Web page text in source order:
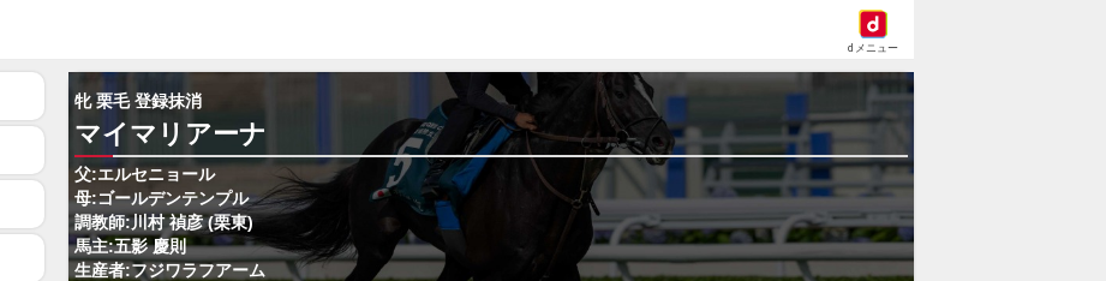
dメニュー
牝 栗毛 登録抹消
マイマリアーナ
父:エルセニョール
母:ゴールデンテンプル
調教師:川村 禎彦 (栗東)
馬主:五影 慶則
生産者:フジワラフアーム